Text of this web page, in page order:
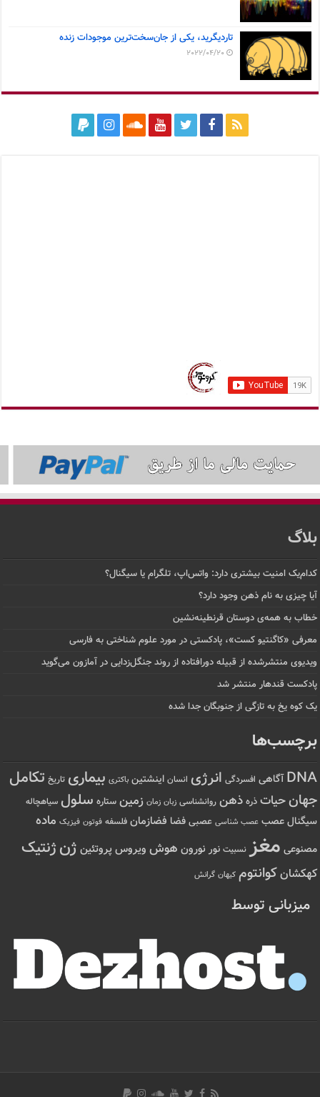
تاردیگرید، یکی از جان‌سخت‌ترین موجودات زنده
2022/04/20
بلاگ
کدام‌یک امنیت بیشتری دارد: واتس‌اپ، تلگرام یا سیگنال؟
آیا چیزی به نام ذهن وجود دارد؟
خطاب به همه‌ی دوستان قرنطینه‌نشین
معرفی «کاگنتیو کست»، پادکستی در مورد علوم شناختی به فارسی
ویدیوی منتشرشده از قبیله دورافتاده‌ از روند جنگل‌زدایی در آمازون می‌گوید
پادکست قندهار منتشر شد
یک کوه یخ به تازگی از جنوبگان جدا شده
برچسب‌ها
DNA آگاهی افسردگی انرژی انسان اینشتین باکتری بیماری تاریخ تکامل
جهانحیات ذره ذهن روانشناسی زبان زمان زمین ستاره سلول سیاهچاله
سیگنال عصب عصب شناسی عصبی فضا فضازمان فلسفه فوتون فیزیک ماده
مصنوعی مغز نسبیت نور نورون هوش ویروس پروتئین ژنژنتیک
کهکشانکوانتوم کیهان گرانش
میزبانی توسط